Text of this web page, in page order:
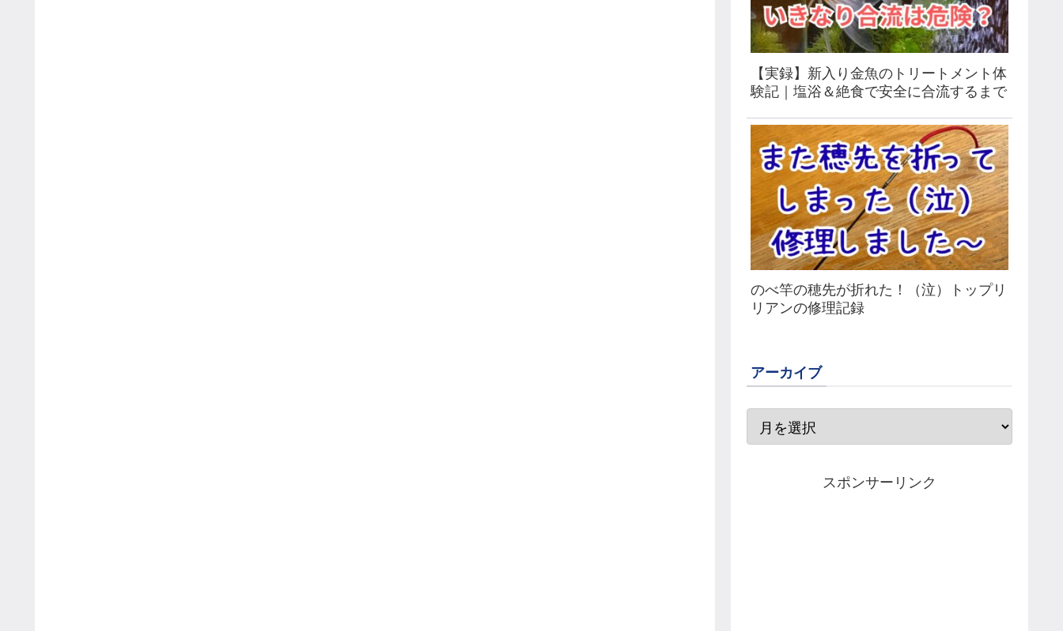
【実録】新入り金魚のトリートメント体
験記｜塩浴＆絶食で安全に合流するまで
のべ竿の穂先が折れた！（泣）トップリ
リアンの修理記録
アーカイブ
スポンサーリンク